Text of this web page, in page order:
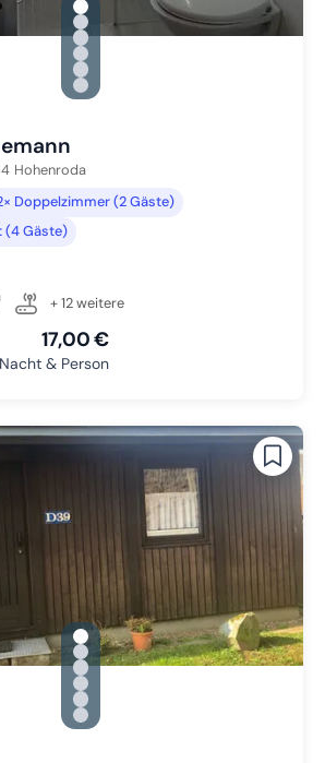
gallery.slide_selector
Zu Slide 1 wechseln
Zu Slide 2 wechseln
Zu Slide 3 wechseln
Zu Slide 4 wechseln
Zu Slide 5 wechseln
Zu Slide 6 wechseln
Hohenroda
Doppelzimmer (2 Gäste)
(4 Gäste)
+ 12 weitere
17,00 €
& Person
gallery.slide_selector
Zu Slide 1 wechseln
Zu Slide 2 wechseln
Zu Slide 3 wechseln
Zu Slide 4 wechseln
Zu Slide 5 wechseln
Zu Slide 6 wechseln